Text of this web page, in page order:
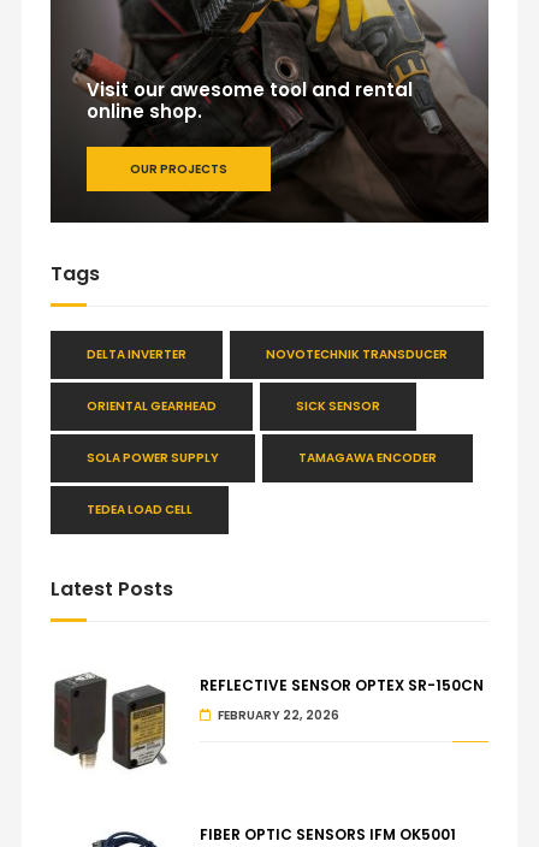
Visit our awesome tool and rental
online shop.
OUR PROJECTS
Tags
DELTA INVERTER NOVOTECHNIK TRANSDUCER
ORIENTAL GEARHEAD SICK SENSOR
SOLA POWER SUPPLY TAMAGAWA ENCODER
TEDEA LOAD CELL
Latest Posts
REFLECTIVE SENSOR OPTEX SR-150CN
FEBRUARY 22, 2026
FIBER OPTIC SENSORS IFM OK5001